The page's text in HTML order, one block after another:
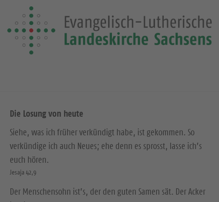
Die Losung von heute
Siehe, was ich früher verkündigt habe, ist gekommen. So
verkündige ich auch Neues; ehe denn es sprosst, lasse ich’s
euch hören.
Jesaja 42,9
Der Menschensohn ist’s, der den guten Samen sät. Der Acker